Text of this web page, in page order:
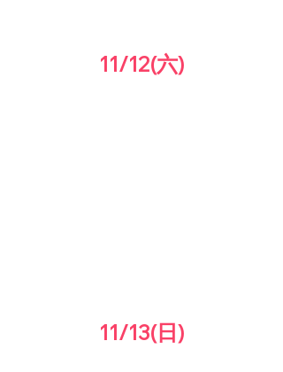
11/12(六)
11/13(日)